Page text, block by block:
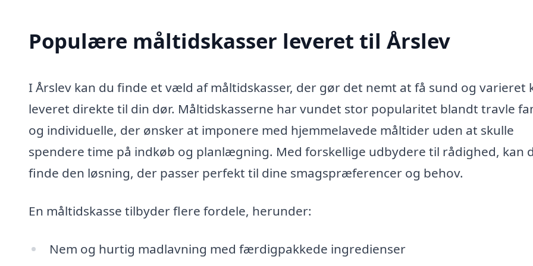
Populære måltidskasser leveret til Årslev
I Årslev kan du finde et væld af måltidskasser, der gør det nemt at få sund og varieret
leveret direkte til din dør. Måltidskasserne har vundet stor popularitet blandt travle
og individuelle, der ønsker at imponere med hjemmelavede måltider uden at skulle
spendere time på indkøb og planlægning. Med forskellige udbydere til rådighed, kan
finde den løsning, der passer perfekt til dine smagspræferencer og behov.
En måltidskasse tilbyder flere fordele, herunder:
Nem og hurtig madlavning med færdigpakkede ingredienser